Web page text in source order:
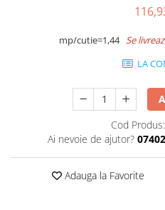
Accesorii pentru termosistem
Vata bazaltica
Vata minerala bazaltica
Tevi PVC
Pervaz geam piatra compozita
Placi ceramice de exterior
mp/cutie=1,44 Se
LA
Cod Produs:
Ai nevoie de ajutor?
Adauga la Favorite